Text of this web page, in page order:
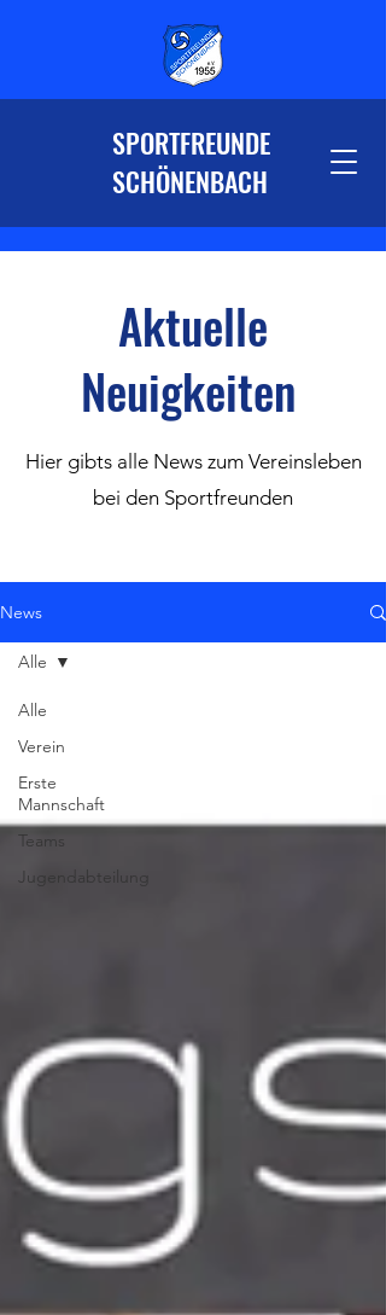
SPORTFREUNDE
SCHÖNENBACH
Aktuelle
Neuigkeiten
Hier gibts alle News zum Vereinsleben
bei den Sportfreunden
News
Alle
Verein
Erste
Mannschaft
Teams
Jugendabteilung
Alle